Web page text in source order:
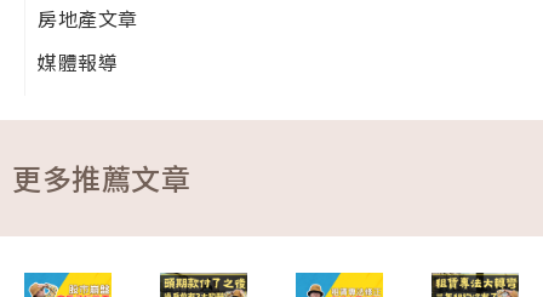
房地產文章
媒體報導
更多推薦文章